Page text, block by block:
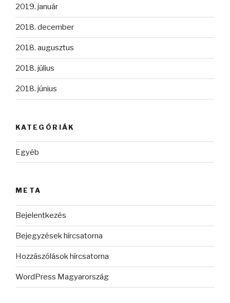
2019. január
2018. december
2018. augusztus
2018. július
2018. június
KATEGÓRIÁK
Egyéb
META
Bejelentkezés
Bejegyzések hírcsatorna
Hozzászólások hírcsatorna
WordPress Magyarország